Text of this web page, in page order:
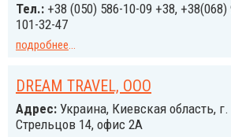
Тел.: +38 (050) 586-10-09 +38,
101-32-47
подробнее...
DREAM TRAVEL, ООО
Адрес: Украина, Киевская область,
Стрельцов 14, офис 2А